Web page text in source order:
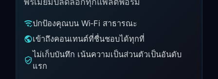
ปกป้องคุณบน Wi‑Fi สาธารณะ
เข้าถึงคอนเทนต์ที่ชื่นชอบได้ทุกที่
ไม่เก็บบันทึก เน้นความเป็นส่วนตัวเป็นอันดับ
แรก